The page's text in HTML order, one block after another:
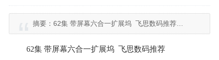
摘要： 62集 带屏幕六合一扩展坞 飞思数码推荐…
62集 带屏幕六合一扩展坞 飞思数码推荐